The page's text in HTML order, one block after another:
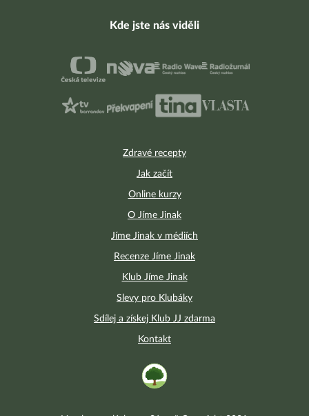
Zdravé recepty
Jak začít
Online kurzy
O Jíme Jinak
Jíme Jinak v médiích
Recenze Jíme Jinak
Klub Jíme Jinak
Slevy pro Klubáky
Sdílej a získej Klub JJ zdarma
Kontakt
Kde jste nás viděli